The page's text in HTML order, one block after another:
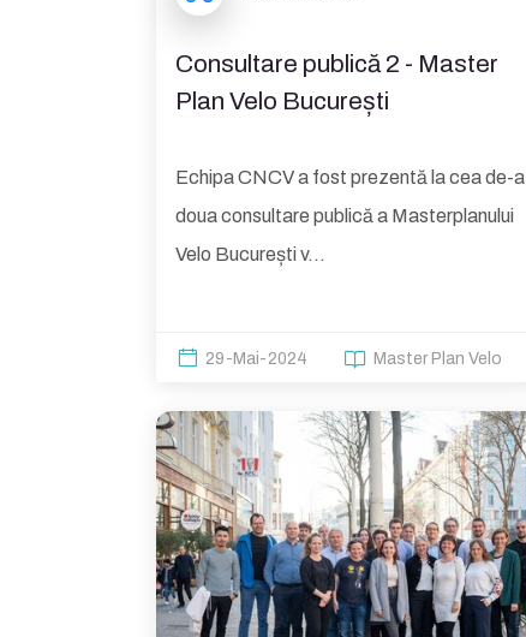
Consultare publică 2 - Master
Plan Velo București
Echipa CNCV a fost prezentă la cea de-a
doua consultare publică a Masterplanului
Velo București v...
29-Mai-2024 Master Plan Velo